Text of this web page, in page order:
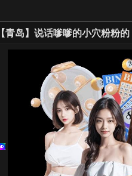
【青岛】说话嗲嗲的小穴粉粉的